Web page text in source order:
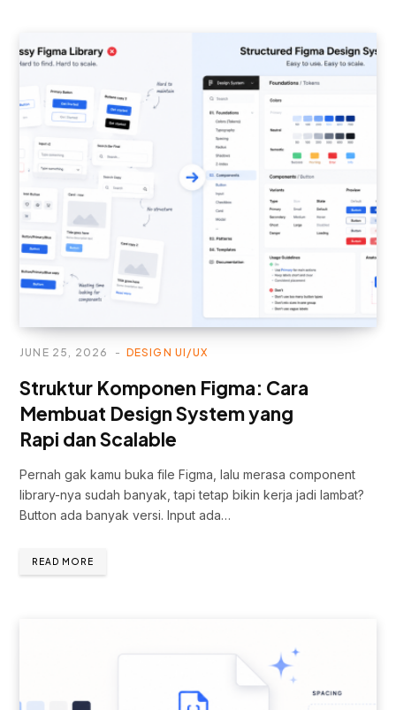
DESIGN UI/UX
JUNE 25, 2026
Struktur Komponen Figma: Cara
Membuat Design System yang
Rapi dan Scalable
Pernah gak kamu buka file Figma, lalu merasa component
library-nya sudah banyak, tapi tetap bikin kerja jadi lambat?
Button ada banyak versi. Input ada…
READ MORE